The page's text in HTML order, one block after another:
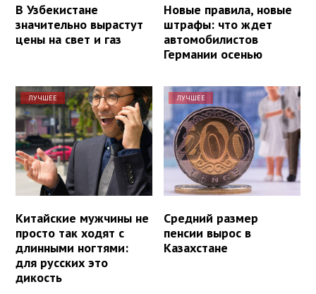
В Узбекистане
значительно вырастут
цены на свет и газ
Новые правила, новые
штрафы: что ждет
автомобилистов
Германии осенью
ЛУЧШЕЕ
Китайские мужчины не
просто так ходят с
длинными ногтями:
для русских это
дикость
ЛУЧШЕЕ
Средний размер
пенсии вырос в
Казахстане